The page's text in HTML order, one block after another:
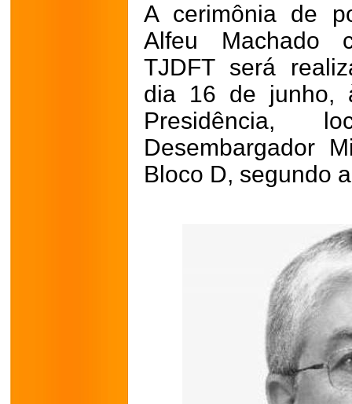
A cerimônia de
Alfeu Machado
TJDFT será
dia 16 de junho,
Presidência,
Desembargador
Bloco D, segundo